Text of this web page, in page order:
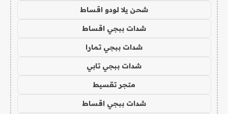
شحن يلا لودو اقساط
شدات ببجي اقساط
شدات ببجي تمارا
شدات ببجي تابي
متجر تقسيط
شدات ببجي اقساط